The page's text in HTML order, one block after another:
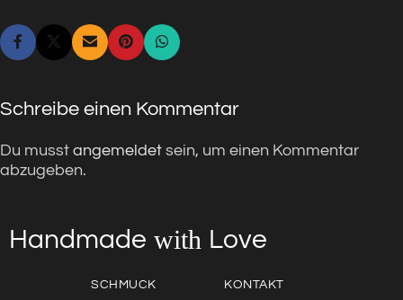
Schreibe einen Kommentar
Du musst angemeldet sein, um einen Kommentar
abzugeben.
Handmade with Love
SCHMUCK KONTAKT